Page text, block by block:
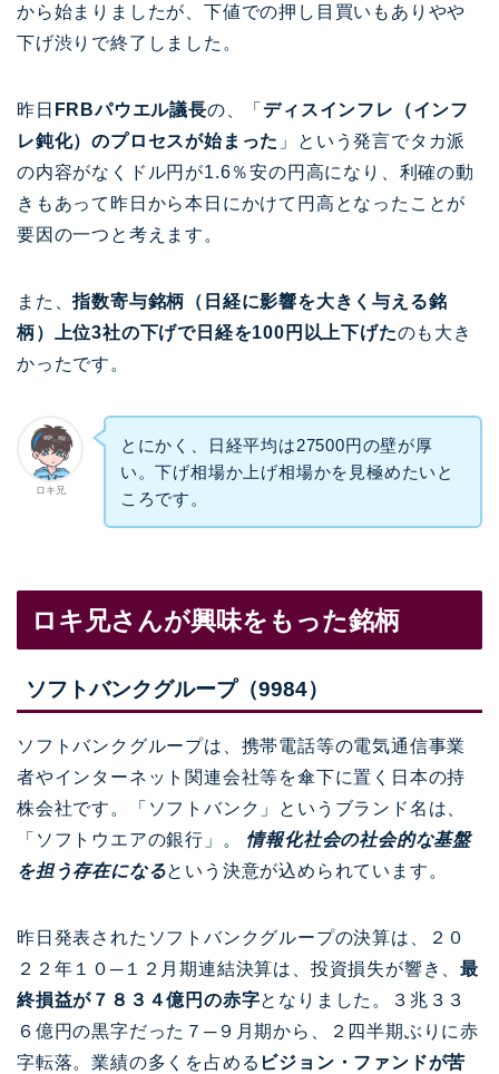
から始まりましたが、下値での押し目買いもありやや
下げ渋りで終了しました。
昨日 FRBパウエル議長の、「 ディスインフレ（インフ
レ鈍化）のプロセスが始まった 」という発言でタカ派
の内容がなくドル円が1.6％安の円高になり、利確の動
きもあって昨日から本日にかけて円高となったことが
要因の一つと考えます。
また、指数寄与銘柄（日経に影響を大きく与える銘
柄）上位3社の下げで日経を100円以上下げたのも大き
かったです。
ロキ兄
とにかく、日経平均は27500円の壁が厚
い。下げ相場か上げ相場かを見極めたいと
ころです。
ロキ兄さんが興味をもった銘柄
ソフトバンクグループ（9984）
ソフトバンクグループは、携帯電話等の電気通信事業
者やインターネット関連会社等を傘下に置く日本の持
株会社です。「ソフトバンク」というブランド名は、
「ソフトウエアの銀行」。 情報化社会の社会的な基盤
を担う存在になるという決意が込められています。
昨日発表されたソフトバンクグループの決算は、２０
２２年１０─１２月期連結決算は、投資損失が響き、最
終損益が７８３４億円の赤字となりました。３兆３３
６億円の黒字だった７─９月期から、２四半期ぶりに赤
字転落。業績の多くを占める ビジョン・ファンドが苦